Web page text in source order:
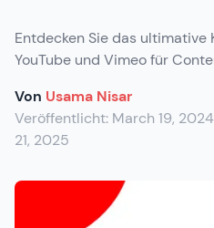
Entdecken Sie das ultimative
YouTube und Vimeo für
Von Usama Nisar
Veröffentlicht: March 19, 2024
21, 2025